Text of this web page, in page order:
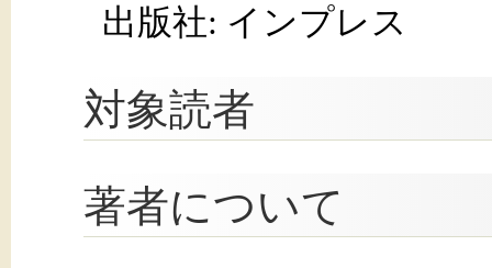
出版社: インプレス
対象読者
著者について